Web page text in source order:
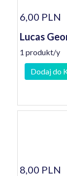
6,00 PLN
Lucas
1 produkt/y
Dodaj do
8,00 PLN